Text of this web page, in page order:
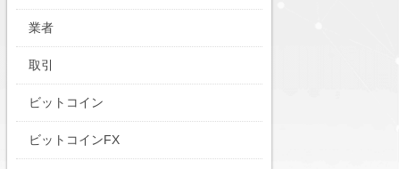
業者
取引
ビットコイン
ビットコインFX